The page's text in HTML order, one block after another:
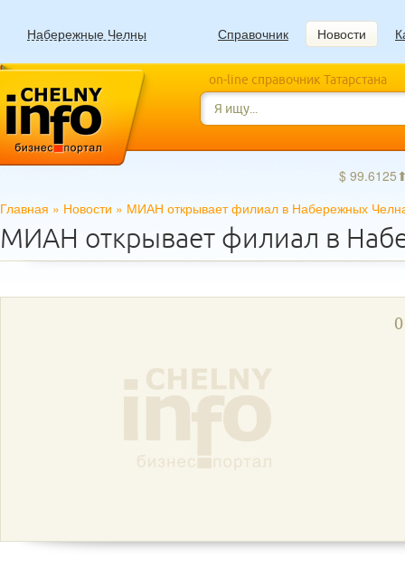
Набережные Челны Справочник Новости
on-line справочник Татарстана
$
Главная » Новости » МИАН открывает филиал в Набережных
МИАН открывает филиал в